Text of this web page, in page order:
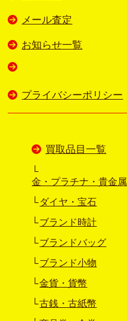
メール査定
お知らせ一覧
プライバシーポリシー
買取品目一覧
金・プラチナ・貴金属
ダイヤ・宝石
ブランド時計
ブランドバッグ
ブランド小物
金貨・貨幣
古銭・古紙幣